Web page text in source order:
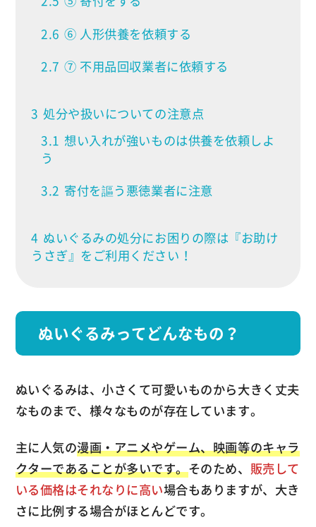
2.6 ⑥ 人形供養を依頼する
2.7 ⑦ 不用品回収業者に依頼する
3 処分や扱いについての注意点
3.1 想い入れが強いものは供養を依頼しよ
う
3.2 寄付を謳う悪徳業者に注意
4 ぬいぐるみの処分にお困りの際は『お助け
うさぎ』をご利用ください！
ぬいぐるみってどんなもの？
ぬいぐるみは、小さくて可愛いものから大きく丈夫
なものまで、様々なものが存在しています。
主に人気の漫画・アニメやゲーム、映画等のキャラ
クターであることが多いです。そのため、 販売して
いる価格はそれなりに高い場合もありますが、大き
さに比例する場合がほとんどです。